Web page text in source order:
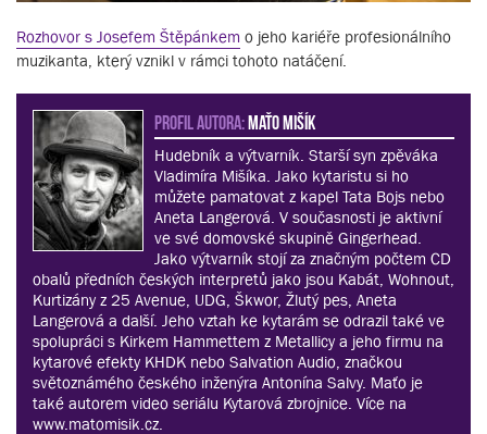
Rozhovor s Josefem Štěpánkem o jeho kariéře profesionálního
muzikanta, který vznikl v rámci tohoto natáčení.
PROFIL AUTORA:Maťo Mišík
Hudebník a výtvarník. Starší syn zpěváka
Vladimíra Mišíka. Jako kytaristu si ho
můžete pamatovat z kapel Tata Bojs nebo
Aneta Langerová. V současnosti je aktivní
ve své domovské skupině Gingerhead.
Jako výtvarník stojí za značným počtem CD
obalů předních českých interpretů jako jsou Kabát, Wohnout,
Kurtizány z 25 Avenue, UDG, Škwor, Žlutý pes, Aneta
Langerová a další. Jeho vztah ke kytarám se odrazil také ve
spolupráci s Kirkem Hammettem z Metallicy a jeho firmu na
kytarové efekty KHDK nebo Salvation Audio, značkou
světoznámého českého inženýra Antonína Salvy. Maťo je
také autorem video seriálu Kytarová zbrojnice. Více na
www.matomisik.cz.